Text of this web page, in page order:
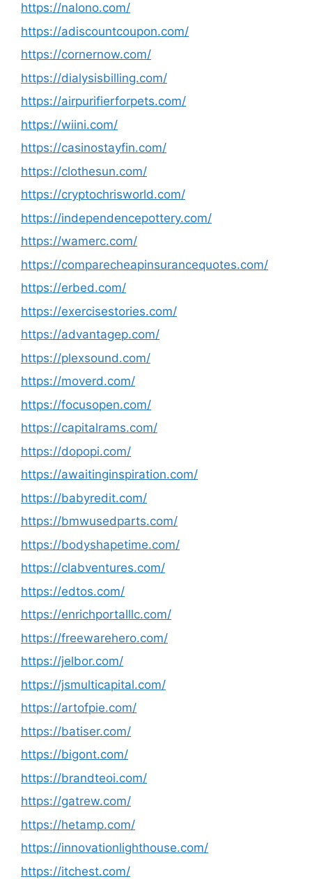
https://nalono.com/
https://adiscountcoupon.com/
https://cornernow.com/
https://dialysisbilling.com/
https://airpurifierforpets.com/
https://wiini.com/
https://casinostayfin.com/
https://clothesun.com/
https://cryptochrisworld.com/
https://independencepottery.com/
https://wamerc.com/
https://comparecheapinsurancequotes.com/
https://erbed.com/
https://exercisestories.com/
https://advantagep.com/
https://plexsound.com/
https://moverd.com/
https://focusopen.com/
https://capitalrams.com/
https://dopopi.com/
https://awaitinginspiration.com/
https://babyredit.com/
https://bmwusedparts.com/
https://bodyshapetime.com/
https://clabventures.com/
https://edtos.com/
https://enrichportalllc.com/
https://freewarehero.com/
https://jelbor.com/
https://jsmulticapital.com/
https://artofpie.com/
https://batiser.com/
https://bigont.com/
https://brandteoi.com/
https://gatrew.com/
https://hetamp.com/
https://innovationlighthouse.com/
https://itchest.com/